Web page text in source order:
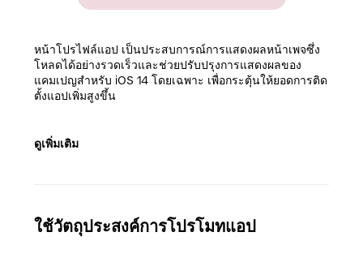
หน้าโปรไฟล์แอป เป็นประสบการณ์การแสดงผลหน้าเพจซึ่ง
โหลดได้อย่างรวดเร็วและช่วยปรับปรุงการแสดงผลของ
แคมเปญสำหรับ iOS 14 โดยเฉพาะ เพื่อกระตุ้นให้ยอดการติด
ตั้งแอปเพิ่มสูงขึ้น
ดูเพิ่มเติม
ใช้วัตถุประสงค์การโปรโมทแอป